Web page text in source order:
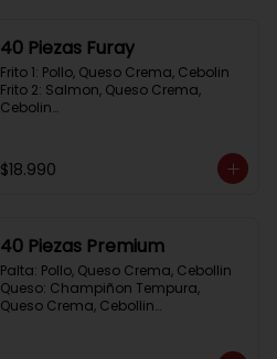
40 Piezas Furay
Frito 1: Pollo, Queso Crema, Cebolin
Frito 2: Salmon, Queso Crema,
Cebolin
Frito 4: Kanikama, Queso Crema,
Cebollin
$18.990
40 Piezas Premium
Palta: Pollo, Queso Crema, Cebollin
Queso: Champiñon Tempura,
Queso Crema, Cebollin